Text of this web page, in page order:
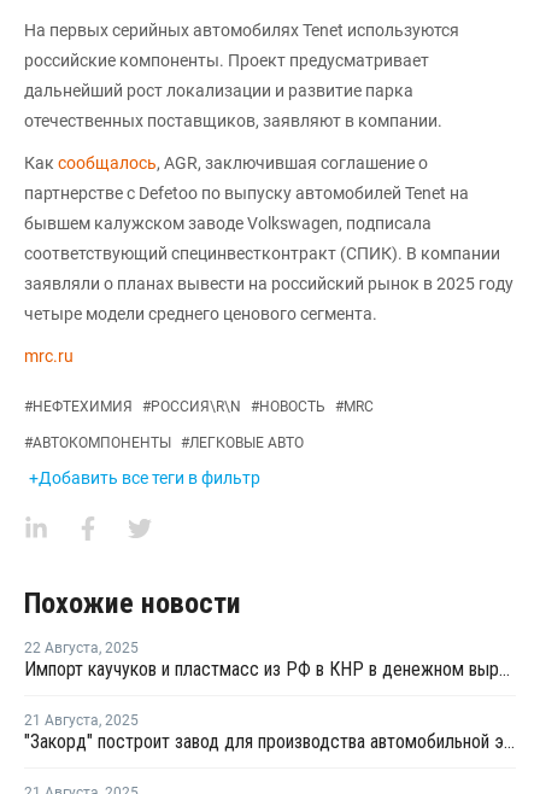
На первых серийных автомобилях Tenet используются
российские компоненты. Проект предусматривает
дальнейший рост локализации и развитие парка
отечественных поставщиков, заявляют в компании.
Как сообщалось, AGR, заключившая соглашение о
партнерстве с Defetoo по выпуску автомобилей Tenet на
бывшем калужском заводе Volkswagen, подписала
соответствующий специнвестконтракт (СПИК). В компании
заявляли о планах вывести на российский рынок в 2025 году
четыре модели среднего ценового сегмента.
mrc.ru
#НЕФТЕХИМИЯ #РОССИЯ\R\N #НОВОСТЬ #MRC
#АВТОКОМПОНЕНТЫ #ЛЕГКОВЫЕ АВТО
+Добавить все теги в фильтр
Похожие новости
22 Августа, 2025
Импорт каучуков и пластмасс из РФ в КНР в денежном выражении вырос почти на 30%
21 Августа, 2025
"Закорд" построит завод для производства автомобильной электроники